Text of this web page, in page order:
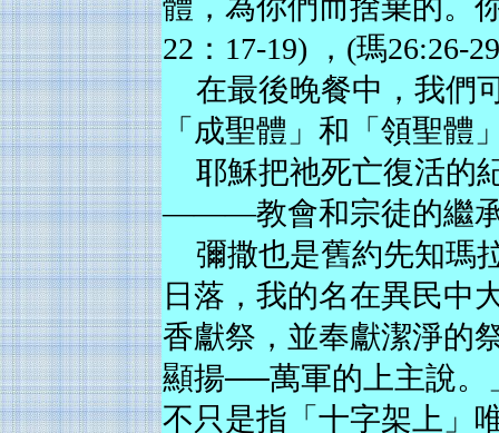
體，為你們而捨棄的。
22：17-19) ，(瑪26:26-
在最後晚餐中，我們
「成聖體」和「領聖體
耶穌把祂死亡復活的
———教會和宗徒的繼
彌撒也是舊約先知瑪
日落，我的名在異民中
香獻祭，並奉獻潔淨的
顯揚──萬軍的上主說。
不只是指「十字架上」